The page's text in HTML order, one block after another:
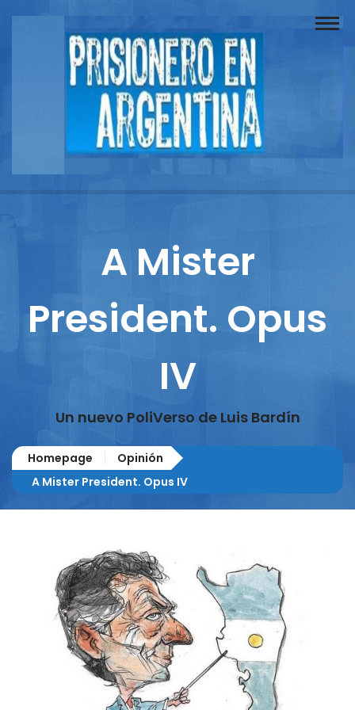
Buscador
Documentos
Columnistas
A Mister
President. Opus
IV
Un nuevo PoliVerso de Luis Bardín
Homepage
Opinión
A Mister President. Opus IV